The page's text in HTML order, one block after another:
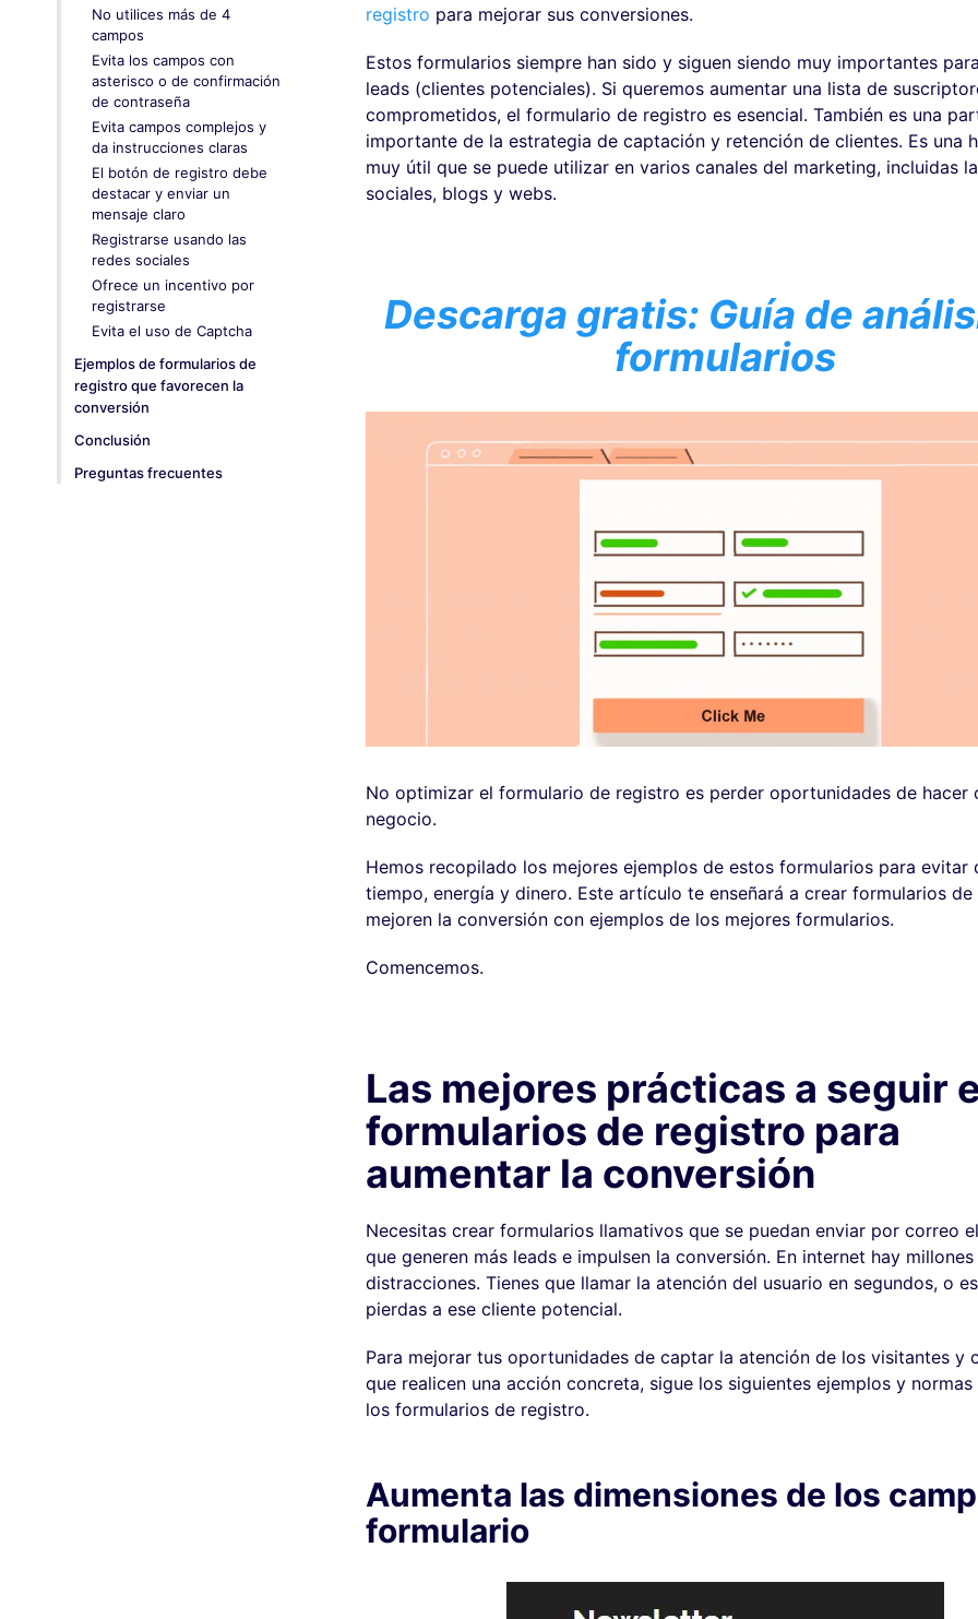
No utilices más de 4
campos
Evita los campos con
asterisco o de confirmación
de contraseña
Evita campos complejos y
da instrucciones claras
El botón de registro debe
destacar y enviar un
mensaje claro
Registrarse usando las
redes sociales
Ofrece un incentivo por
registrarse
Evita el uso de Captcha
Ejemplos de formularios de
registro que favorecen la
conversión
Conclusión
Preguntas frecuentes
registro para mejorar sus conversiones.
Estos formularios siempre han sido y siguen siendo muy importantes
leads (clientes potenciales). Si queremos aumentar una lista de
comprometidos, el formulario de registro es esencial. También es una
importante de la estrategia de captación y retención de clientes. Es una
muy útil que se puede utilizar en varios canales del marketing, incluidas
sociales, blogs y webs.
Descarga gratis: Guía de
formularios
No optimizar el formulario de registro es perder oportunidades de hacer
negocio.
Hemos recopilado los mejores ejemplos de estos formularios para evitar
tiempo, energía y dinero. Este artículo te enseñará a crear formularios
mejoren la conversión con ejemplos de los mejores formularios.
Comencemos.
Las mejores prácticas a seguir
formularios de registro para
aumentar la conversión
Necesitas crear formularios llamativos que se puedan enviar por correo
que generen más leads e impulsen la conversión. En internet hay millones
distracciones. Tienes que llamar la atención del usuario en segundos, o
pierdas a ese cliente potencial.
Para mejorar tus oportunidades de captar la atención de los visitantes y
que realicen una acción concreta, sigue los siguientes ejemplos y
los formularios de registro.
Aumenta las dimensiones de los
formulario